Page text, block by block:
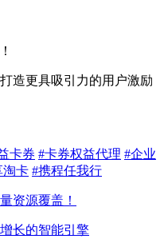
造更具吸引力的用户激励
卡券 #卡券权益代理 #企业
淘卡 #携程任我行
资源覆盖！
长的智能引擎